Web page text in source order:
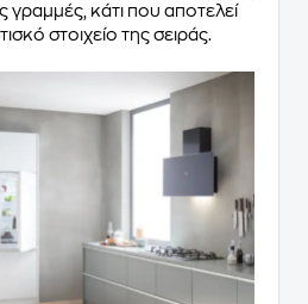
γραμμές, κάτι που αποτελεί
στοιχείο της σειράς.